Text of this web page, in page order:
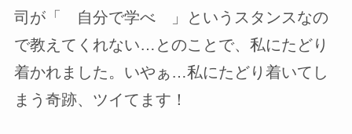
司が「 自分で学べ 」というスタンスなの
で教えてくれない…とのことで、私にたどり
着かれました。いやぁ…私にたどり着いてし
まう奇跡、ツイてます！